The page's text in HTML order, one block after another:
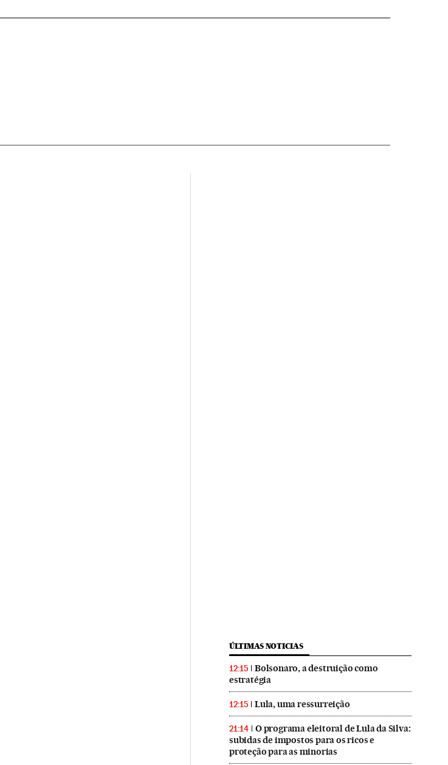
ÚLTIMAS NOTICIAS
12:15
Bolsonaro, a destruição como
estratégia
12:15 Lula, uma ressurreição
21:14
O programa eleitoral de Lula da Silva:
subidas de impostos para os ricos e
proteção para as minorias